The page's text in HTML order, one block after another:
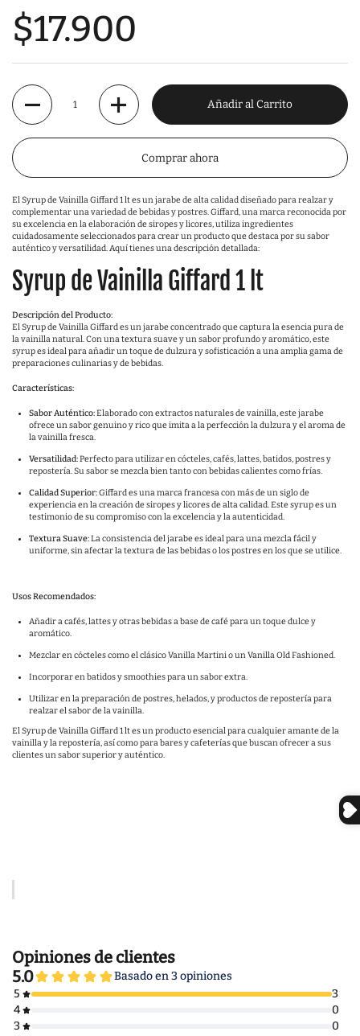
$17.900
Cantidad
Añadir al Carrito
Comprar ahora
El Syrup de Vainilla Giffard 1 lt es un jarabe de alta calidad diseñado para realzar y
complementar una variedad de bebidas y postres. Giffard, una marca reconocida por
su excelencia en la elaboración de siropes y licores, utiliza ingredientes
cuidadosamente seleccionados para crear un producto que destaca por su sabor
auténtico y versatilidad. Aquí tienes una descripción detallada:
Syrup de Vainilla Giffard 1 lt
Descripción del Producto:
El Syrup de Vainilla Giffard es un jarabe concentrado que captura la esencia pura de
la vainilla natural. Con una textura suave y un sabor profundo y aromático, este
syrup es ideal para añadir un toque de dulzura y sofisticación a una amplia gama de
preparaciones culinarias y de bebidas.
Características:
Sabor Auténtico:Elaborado con extractos naturales de vainilla, este jarabe
ofrece un sabor genuino y rico que imita a la perfección la dulzura y el aroma de
la vainilla fresca.
Versatilidad:Perfecto para utilizar en cócteles, cafés, lattes, batidos, postres y
repostería. Su sabor se mezcla bien tanto con bebidas calientes como frías.
Calidad Superior:Giffard es una marca francesa con más de un siglo de
experiencia en la creación de siropes y licores de alta calidad. Este syrup es un
testimonio de su compromiso con la excelencia y la autenticidad.
Textura Suave:La consistencia del jarabe es ideal para una mezcla fácil y
uniforme, sin afectar la textura de las bebidas o los postres en los que se utilice.
Usos Recomendados:
Añadir a cafés, lattes y otras bebidas a base de café para un toque dulce y
aromático.
Mezclar en cócteles como el clásico Vanilla Martini o un Vanilla Old Fashioned.
Incorporar en batidos y smoothies para un sabor extra.
Utilizar en la preparación de postres, helados, y productos de repostería para
realzar el sabor de la vainilla.
El Syrup de Vainilla Giffard 1 lt es un producto esencial para cualquier amante de la
vainilla y la repostería, así como para bares y cafeterías que buscan ofrecer a sus
clientes un sabor superior y auténtico.